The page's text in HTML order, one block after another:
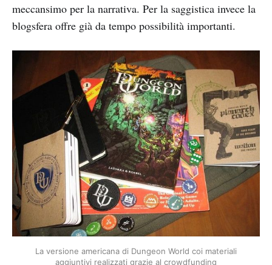
meccansimo per la narrativa. Per la saggistica invece la
blogsfera offre già da tempo possibilità importanti.
La versione americana di Dungeon World coi materiali
aggiuntivi realizzati grazie al crowdfunding